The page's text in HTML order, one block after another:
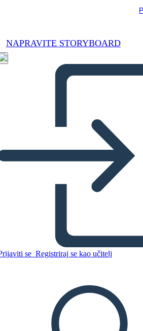
NAPRAVITE STORYBOARD
se Registriraj se kao učitelj
ovaj Storyboard
DIJAPROJEKCIJU
ČITAJ MI